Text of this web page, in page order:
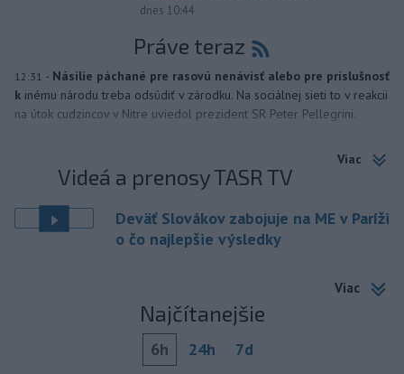
dnes 10:44
Práve teraz
12:31 - Násilie páchané pre rasovú nenávisť alebo pre príslušnosť
k inému národu treba odsúdiť v zárodku. Na sociálnej sieti to v reakcii
na útok cudzincov v Nitre uviedol prezident SR Peter Pellegrini.
Viac
Videá a prenosy TASR TV
Deväť Slovákov zabojuje na ME v Paríži
o čo najlepšie výsledky
Viac
Najčítanejšie
6h 24h 7d